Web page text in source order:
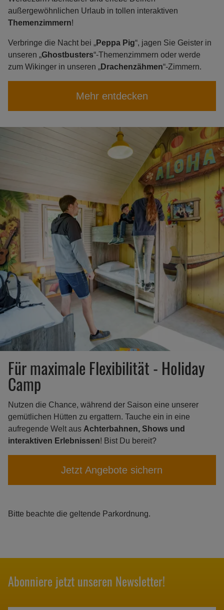
außergewöhnlichen Urlaub in tollen interaktiven
Themenzimmern!
Verbringe die Nacht bei „Peppa Pig“, jagen Sie Geister in
unseren „Ghostbusters“-Themenzimmern oder werde
zum Wikinger in unseren „Drachenzähmen“-Zimmern.
Mehr entdecken
Für maximale Flexibilität - Holiday
Camp
Nutzen die Chance, während der Saison eine unserer
gemütlichen Hütten zu ergattern. Tauche ein in eine
aufregende Welt aus Achterbahnen, Shows und
interaktiven Erlebnissen! Bist Du bereit?
Jetzt Angebote sichern
Bitte beachte die geltende Parkordnung.
Abonniere jetzt unseren Newsletter!